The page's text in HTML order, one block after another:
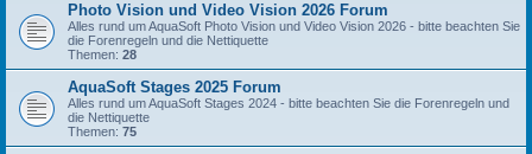
Photo Vision und Video Vision 2026 Forum
Alles rund um AquaSoft Photo Vision und Video Vision 2026 - bitte beachten Sie
die Forenregeln und die Nettiquette
Themen: 28
AquaSoft Stages 2025 Forum
Alles rund um AquaSoft Stages 2024 - bitte beachten Sie die Forenregeln und
die Nettiquette
Themen: 75